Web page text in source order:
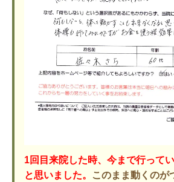
1回目来院した時、今まで行って
と思いました。
このまま動くのが